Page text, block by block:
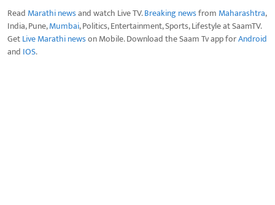
Read Marathi newsand watch Live TV.Breaking newsfrom Maharashtra,
India, Pune,Mumbai, Politics, Entertainment, Sports, Lifestyle at SaamTV.
GetLive Marathi newson Mobile. Download the Saam Tv app forAndroid
and IOS.